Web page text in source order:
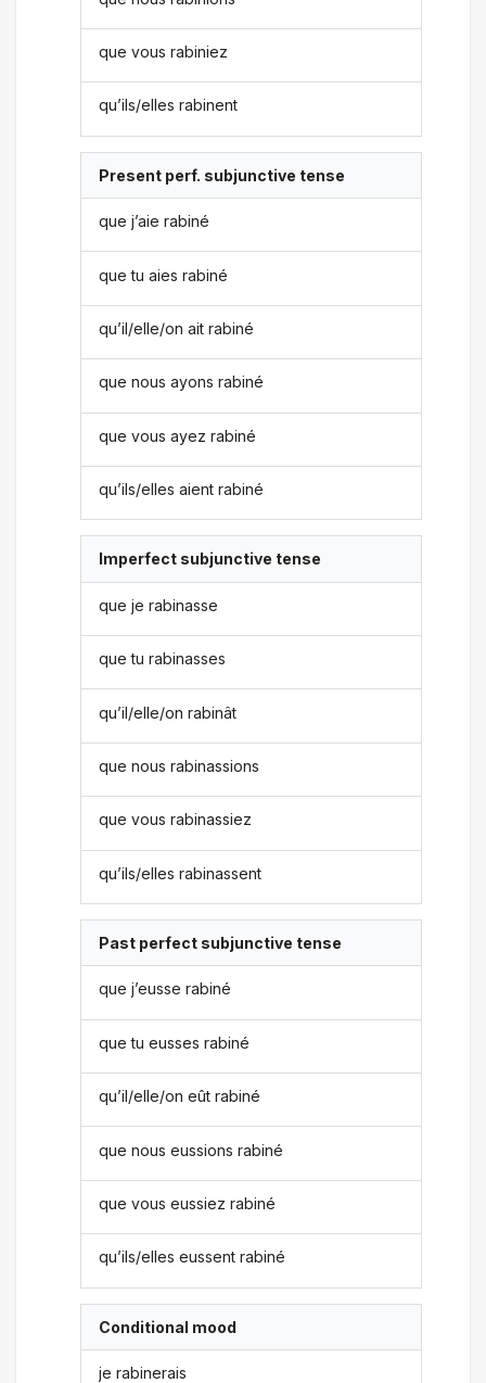
que vous rabiniez
qu’ils/elles rabinent
Present perf. subjunctive tense
que j’aie rabiné
que tu aies rabiné
qu’il/elle/on ait rabiné
que nous ayons rabiné
que vous ayez rabiné
qu’ils/elles aient rabiné
Imperfect subjunctive tense
que je rabinasse
que tu rabinasses
qu’il/elle/on rabinât
que nous rabinassions
que vous rabinassiez
qu’ils/elles rabinassent
Past perfect subjunctive tense
que j’eusse rabiné
que tu eusses rabiné
qu’il/elle/on eût rabiné
que nous eussions rabiné
que vous eussiez rabiné
qu’ils/elles eussent rabiné
Conditional mood
je rabinerais